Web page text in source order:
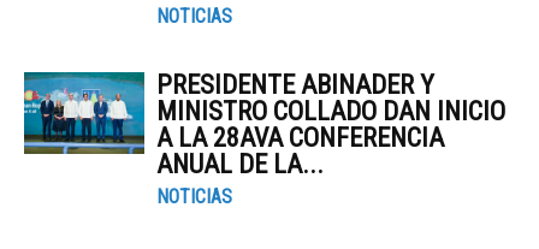
NOTICIAS
PRESIDENTE ABINADER Y
MINISTRO COLLADO DAN INICIO
A LA 28AVA CONFERENCIA
ANUAL DE LA...
NOTICIAS